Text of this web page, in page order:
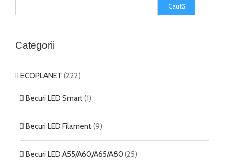
Categorii
ECOPLANET (222)
Becuri LED Smart(1)
Becuri LED Filament(9)
Becuri LED A55/A60/A65/A80 (25)